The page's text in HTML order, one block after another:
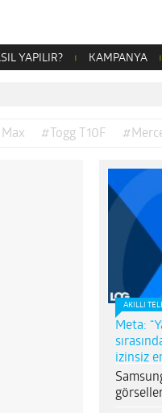
YAPILIR? KAMPANYA
#Togg T10F
AKILLI
Meta:
izinsiz